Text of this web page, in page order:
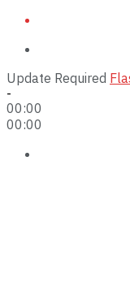
Update Required
-
00:00
00:00